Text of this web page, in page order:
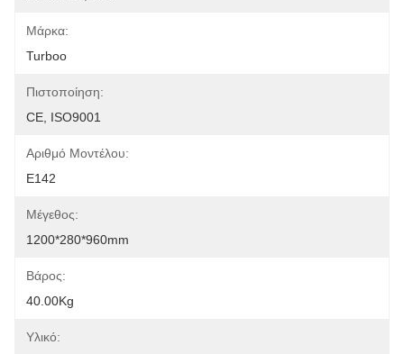
Μάρκα:
Turboo
Πιστοποίηση:
CE, ISO9001
Αριθμό Μοντέλου:
E142
Μέγεθος:
1200*280*960mm
Βάρος:
40.00Kg
Υλικό: